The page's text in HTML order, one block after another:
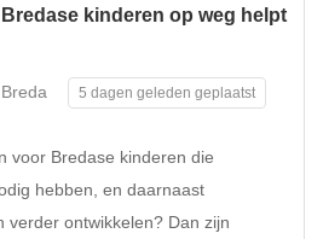
kinderen op weg helpt
Breda 5 dagen geleden geplaatst
voor Bredase kinderen die
hebben, en daarnaast
verder ontwikkelen? Dan zijn